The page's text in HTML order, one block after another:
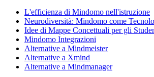
L'efficienza di Mindomo nell'istruzione
Neurodiversità: Mindomo come
Idee di Mappe Concettuali per gli
Mindomo Integrazioni
Alternative a Mindmeister
Alternative a Xmind
Alternative a Mindmanager